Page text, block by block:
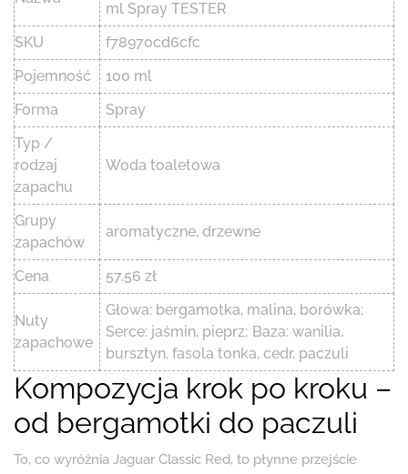
ml Spray TESTER
SKU
f78970cd6cfc
Pojemność
100 ml
Forma
Spray
Typ /
rodzaj
zapachu
Woda toaletowa
Grupy
zapachów
aromatyczne, drzewne
Cena 57.56 zł
Nuty
zapachowe
Głowa: bergamotka, malina, borówka;
Serce: jaśmin, pieprz; Baza: wanilia,
bursztyn, fasola tonka, cedr, paczuli
Kompozycja krok po kroku –
od bergamotki do paczuli
To, co wyróżnia Jaguar Classic Red, to płynne przejście